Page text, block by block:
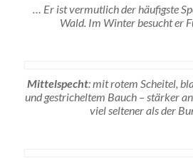
… Er ist vermutlich der häufigste
Wald. Im Winter besucht er
Mittelspecht: mit rotem Scheitel,
und gestricheltem Bauch – stärker
viel seltener als der